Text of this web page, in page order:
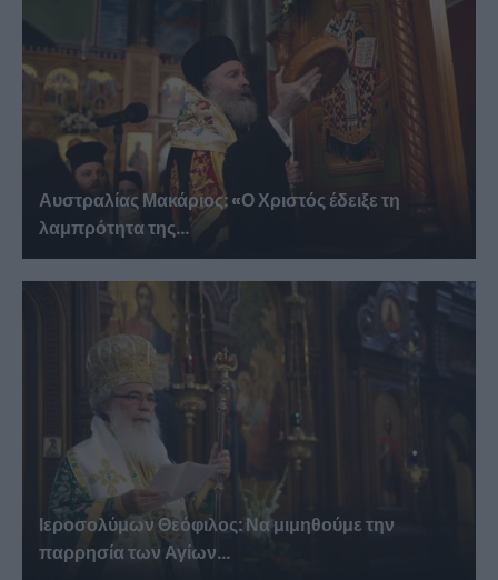
Αυστραλίας Μακάριος: «Ο Χριστός έδειξε τη
λαμπρότητα της...
Ιεροσολύμων Θεόφιλος: Να μιμηθούμε την
παρρησία των Αγίων...